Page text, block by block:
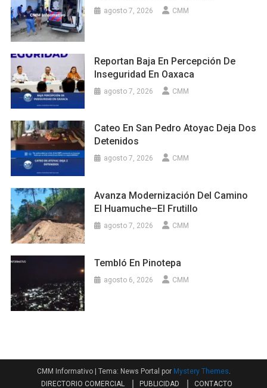
agosto 7, 2026 CMM
Reportan Baja En Percepción De
Inseguridad En Oaxaca
agosto 7, 2026 CMM
Cateo En San Pedro Atoyac Deja Dos
Detenidos
agosto 7, 2026 CMM
Avanza Modernización Del Camino
El Huamuche–El Frutillo
agosto 7, 2026 CMM
Tembló En Pinotepa
agosto 6, 2026 CMM
CMM Informativo | Tema: News Portal por Mystery Themes
DIRECTORIO COMERCIAL
PUBLICIDAD CONTACTO